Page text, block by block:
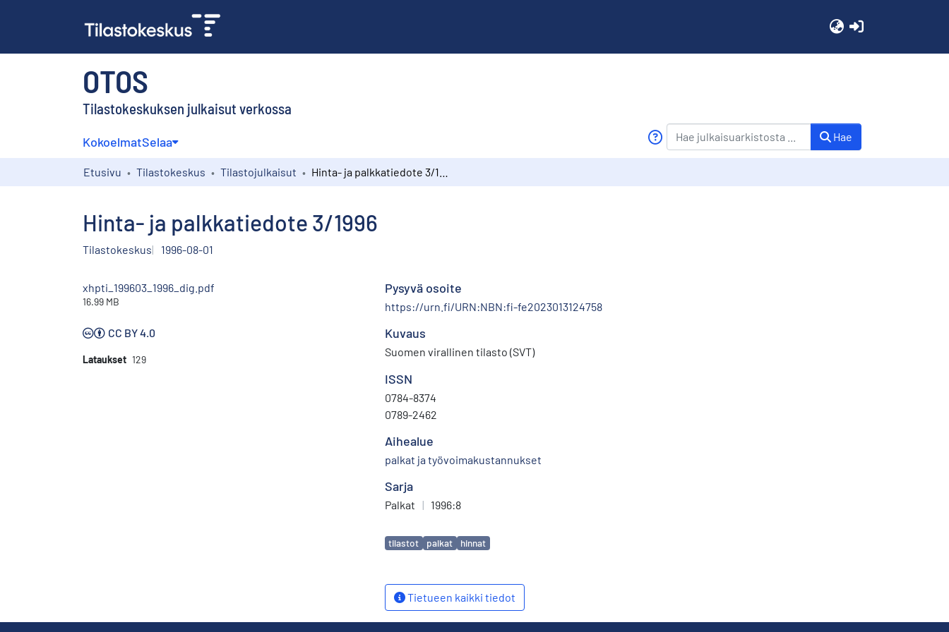
OTOS
Tilastokeskuksen julkaisut verkossa
KokoelmatSelaa Hae
Etusivu Tilastokeskus Tilastojulkaisut
Hinta- ja palkkatiedote 3/1996
Tilastokeskus 1996-08-01
xhpti_199603_1996_dig.pdf
16.99 MB
CC BY 4.0
Lataukset 129
Pysyvä osoite
https://urn.fi/URN:NBN:fi-fe2023013124758
Kuvaus
Suomen virallinen tilasto (SVT)
ISSN
0784-8374
0789-2462
Aihealue
palkat ja työvoimakustannukset
Sarja
Palkat | 1996:8
Avainsanat
tilastot palkat hinnat
Tietueen kaikki tiedot